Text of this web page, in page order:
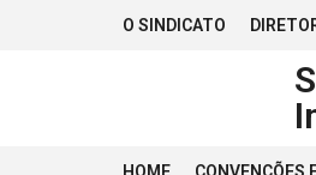
O SINDICATO